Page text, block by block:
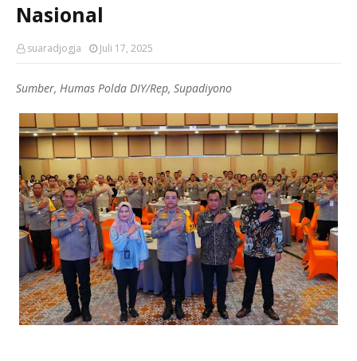
Nasional
suaradjogja Juli 17, 2025
Sumber, Humas Polda DIY/Rep, Supadiyono